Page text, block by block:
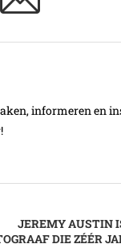
informeren en
JEREMY AUSTIN
DIE ZÉÉR